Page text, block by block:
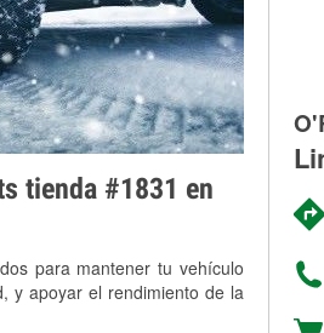
tienda #1831 en
para mantener tu vehículo
y apoyar el rendimiento de la